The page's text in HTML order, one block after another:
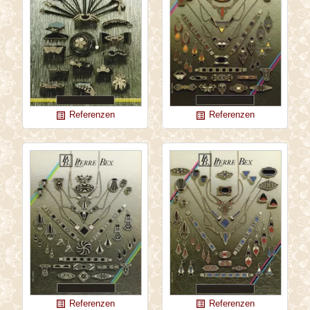
list_alt Referenzen list_alt Referenzen
list_alt Referenzen list_alt Referenzen